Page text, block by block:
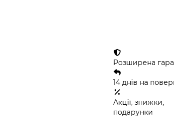
Розширена
14 днів на
Акції, знижки,
подарунки